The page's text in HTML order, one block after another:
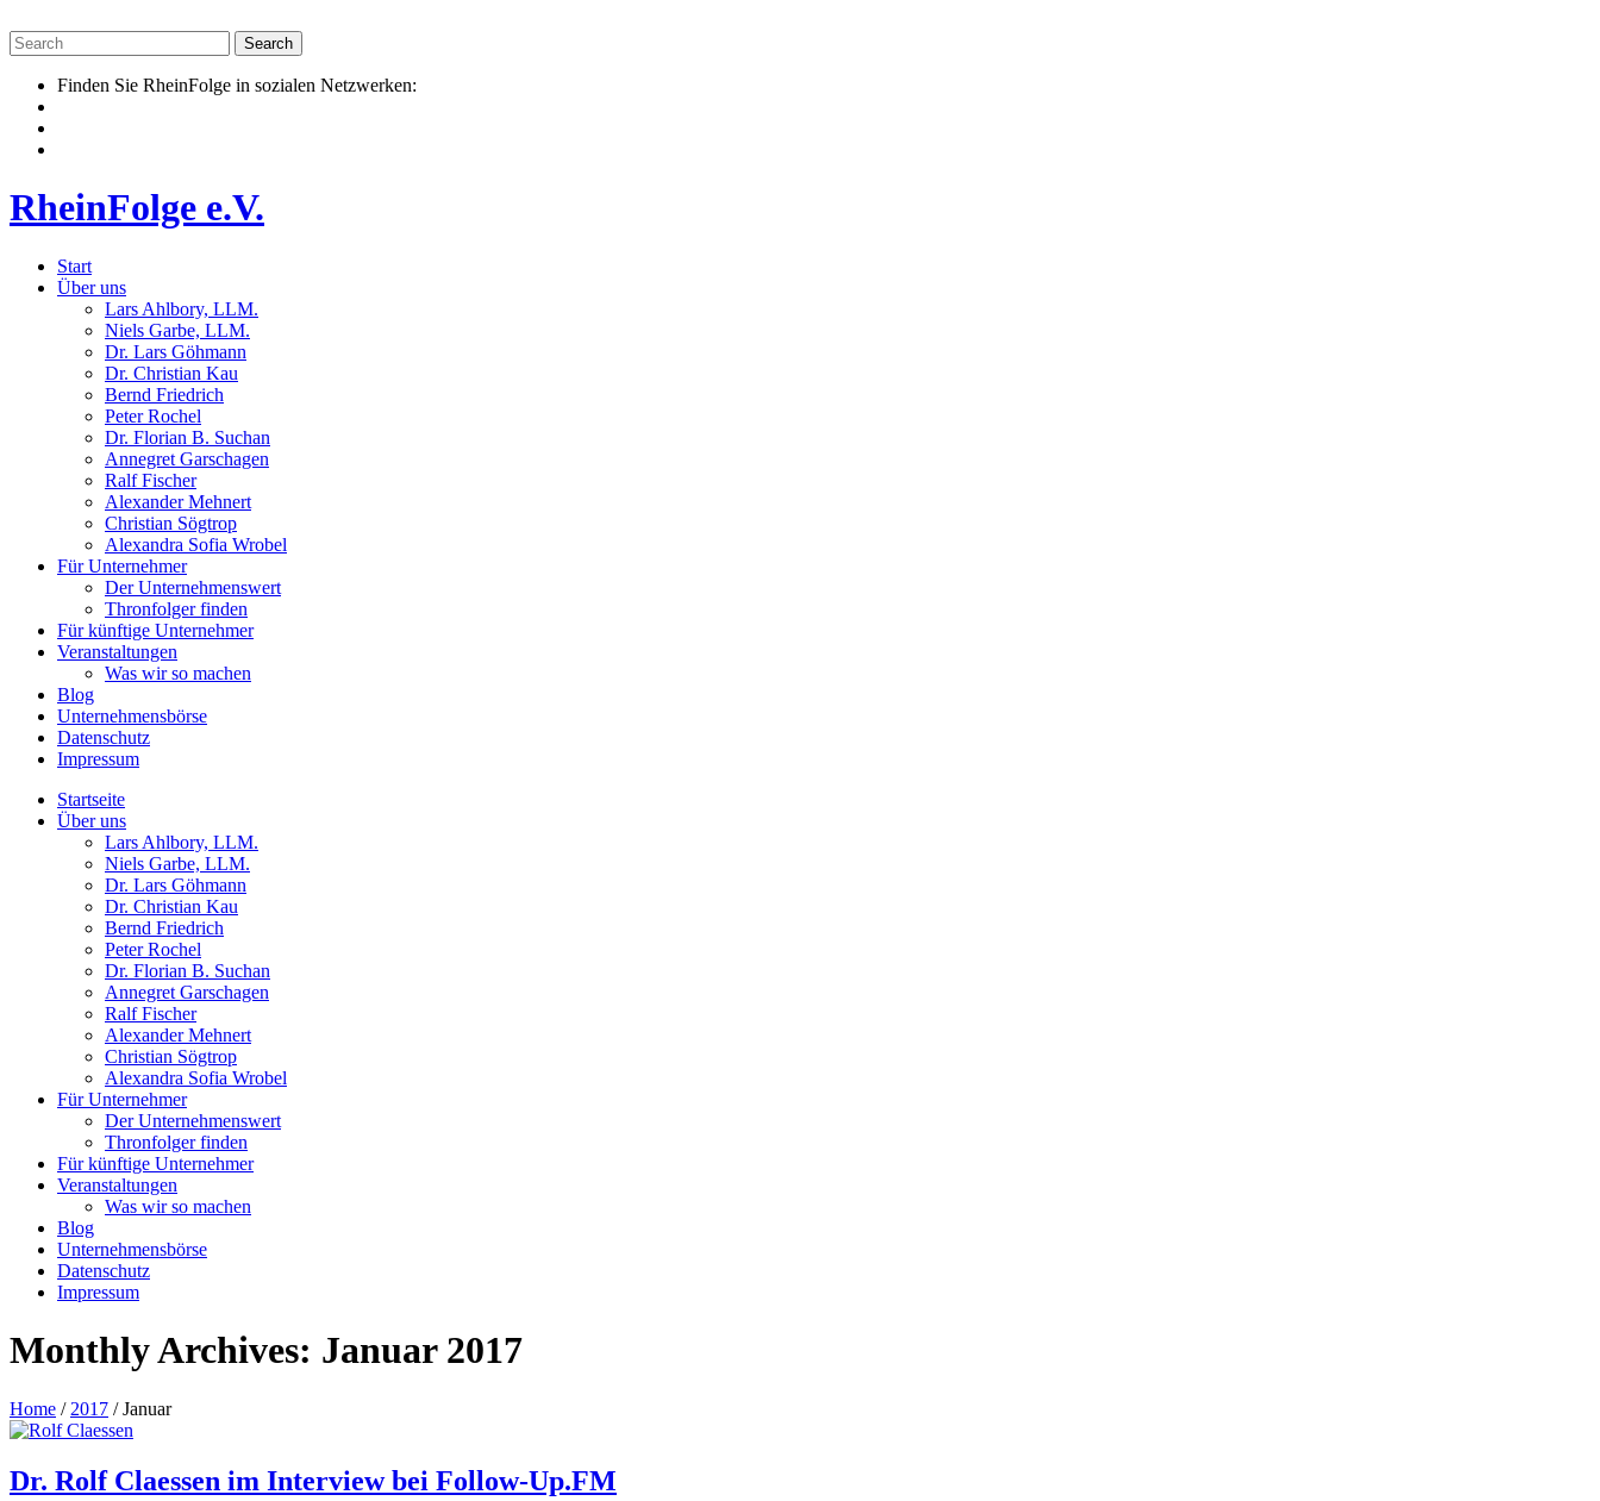
to
content
Finden Sie RheinFolge in sozialen Netzwerken:
RheinFolge e.V.
Start
Über uns
Lars Ahlbory, LLM.
Niels Garbe, LLM.
Dr. Lars Göhmann
Dr. Christian Kau
Bernd Friedrich
Peter Rochel
Dr. Florian B. Suchan
Annegret Garschagen
Ralf Fischer
Alexander Mehnert
Christian Sögtrop
Alexandra Sofia Wrobel
Für Unternehmer
Der Unternehmenswert
Thronfolger finden
Für künftige Unternehmer
Veranstaltungen
Was wir so machen
Blog
Unternehmensbörse
Datenschutz
Impressum
Startseite
Über uns
Lars Ahlbory, LLM.
Niels Garbe, LLM.
Dr. Lars Göhmann
Dr. Christian Kau
Bernd Friedrich
Peter Rochel
Dr. Florian B. Suchan
Annegret Garschagen
Ralf Fischer
Alexander Mehnert
Christian Sögtrop
Alexandra Sofia Wrobel
Für Unternehmer
Der Unternehmenswert
Thronfolger finden
Für künftige Unternehmer
Veranstaltungen
Was wir so machen
Blog
Unternehmensbörse
Datenschutz
Impressum
Monthly Archives: Januar 2017
Home / 2017 /Januar
Dr. Rolf Claessen im Interview bei Follow-Up.FM